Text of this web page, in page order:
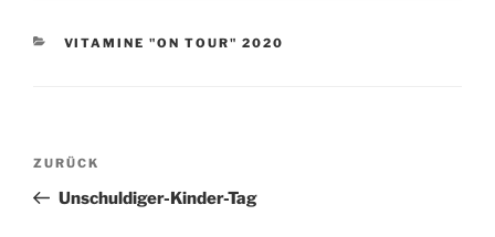
KATEGORIEN
VITAMINE "ON TOUR" 2020
Beitragsnavigation
Vorheriger
Beitrag
ZURÜCK
Unschuldiger-Kinder-Tag